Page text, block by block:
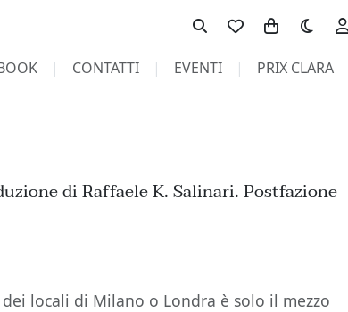
Toggle
CONTATTI EVENTI PRIX CLARA
di Raffaele K. Salinari. Postfazione
locali di Milano o Londra è solo il mezzo